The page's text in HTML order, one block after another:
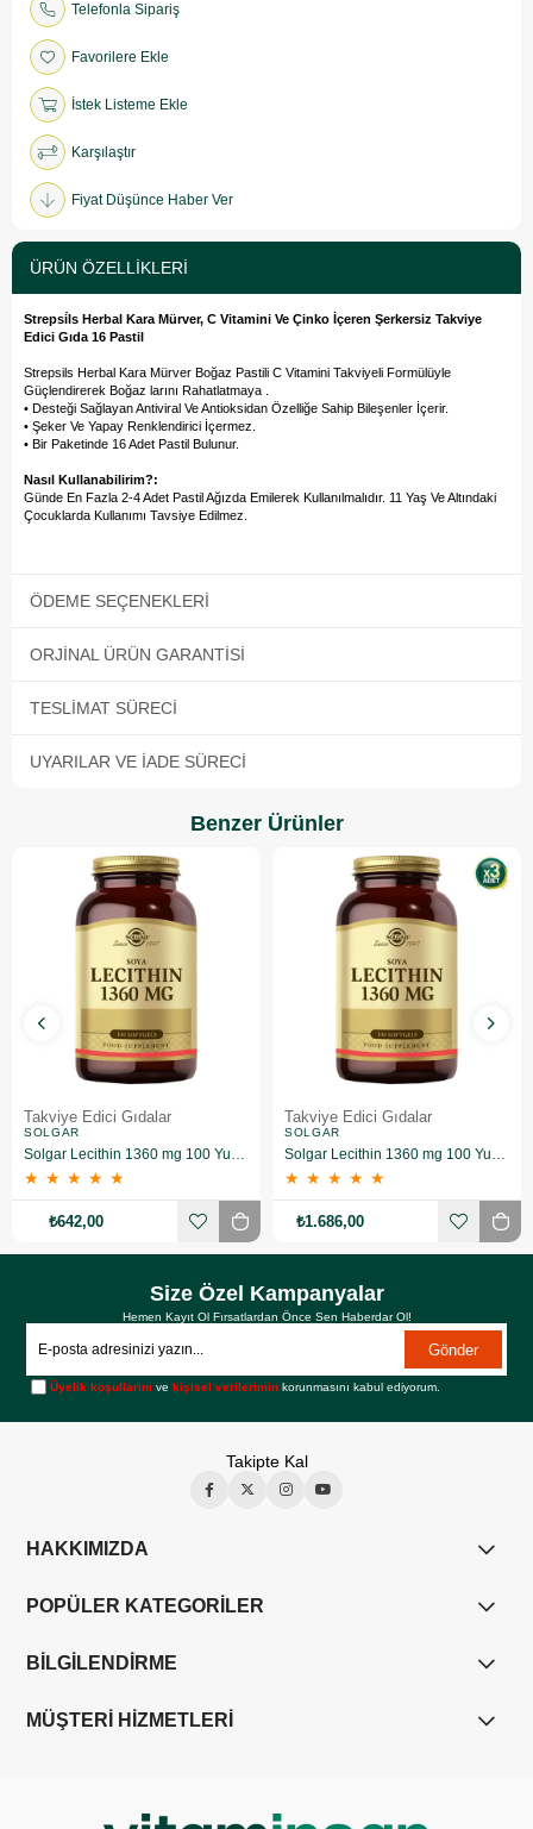
Telefonla Sipariş
Favorilere Ekle
İstek Listeme Ekle
Karşılaştır
Fiyat Düşünce Haber Ver
ÜRÜN ÖZELLIKLERI
Strepsi̇ls Herbal Kara Mürver, C Vitamini Ve Çinko İçeren Şerkersiz Takviye
Edici Gıda 16 Pastil
Strepsils Herbal Kara Mürver Boğaz Pastili C Vitamini Takviyeli Formülüyle
Güçlendirerek Boğaz larını Rahatlatmaya .
• Desteği Sağlayan Antiviral Ve Antioksidan Özelliğe Sahip Bileşenler İçerir.
• Şeker Ve Yapay Renklendirici İçermez.
• Bir Paketinde 16 Adet Pastil Bulunur.
Nasıl Kullanabilirim?:
Günde En Fazla 2-4 Adet Pastil Ağızda Emilerek Kullanılmalıdır. 11 Yaş Ve Altındaki
Çocuklarda Kullanımı Tavsiye Edilmez.
ÖDEME SEÇENEKLERI
ORJINAL ÜRÜN GARANTISI
TESLIMAT SÜRECI
UYARILAR VE İADE SÜRECI
Benzer Ürünler
Takviye Edici Gıdalar
SOLGAR
Solgar Lecithin 1360 mg 100 Yumuşak Jelatin Kapsül
★ ★ ★ ★ ★
₺642,00
Takviye Edici Gıdalar
SOLGAR
Solgar Lecithin 1360 mg 100 Yumuşak Jelatin Kapsül 3 Adet
★ ★ ★ ★ ★
₺1.686,00
Size Özel Kampanyalar
Hemen Kayıt Ol Fırsatlardan Önce Sen Haberdar Ol!
Gönder
Üyelik koşullarını vekişisel verilerimin korunmasını kabul ediyorum.
Takipte Kal
HAKKIMIZDA
POPÜLER KATEGORİLER
BİLGİLENDİRME
MÜŞTERİ HİZMETLERİ